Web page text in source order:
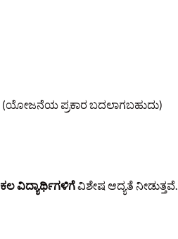
(ಯೋಜನೆಯ ಪ್ರಕಾರ ಬದಲಾಗಬಹುದು)
ವಿದ್ಯಾರ್ಥಿಗಳಿಗೆವಿಶೇಷ ಆದ್ಯತೆ ನೀಡುತ್ತವೆ.